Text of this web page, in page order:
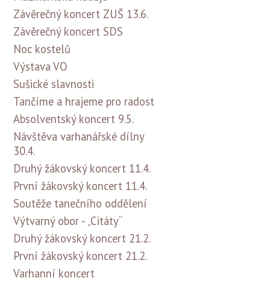
Závěrečný koncert ZUŠ 13.6.
Závěrečný koncert SDS
Noc kostelů
Výstava VO
Sušické slavnosti
Tančíme a hrajeme pro radost
Absolventský koncert 9.5.
Návštěva varhanářské dílny
30.4.
Druhý žákovský koncert 11.4.
První žákovský koncert 11.4.
Soutěže tanečního oddělení
Výtvarný obor - „Citáty“
Druhý žákovský koncert 21.2.
První žákovský koncert 21.2.
Varhanní koncert